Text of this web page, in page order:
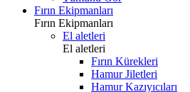
Fırın Ekipmanları
Fırın Ekipmanları
El aletleri
El aletleri
Fırın Kürekleri
Hamur Jiletleri
Hamur Kazıyıcıları